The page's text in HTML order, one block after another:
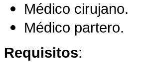
Médico cirujano.
Médico partero.
Requisitos: